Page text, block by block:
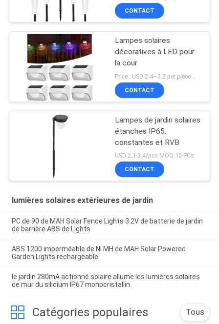
CONTACT
Lampes solaires
décoratives à LED pour
la cour
CONTACT
Lampes de jardin solaires
étanches IP65,
constantes et RVB
USD 2.1-3.4/pcs MOQ:10 PCs
CONTACT
lumières solaires extérieures de jardin
PC de 90 de MAH Solar Fence Lights 3.2V de batterie de jardin
de barrière ABS de Lights
ABS 1200 imperméable de Ni MH de MAH Solar Powered
Garden Lights rechargeable
le jardin 280mA actionné solaire allume les lumières solaires
de mur du silicium IP67 monocristallin
Catégories populaires Tous